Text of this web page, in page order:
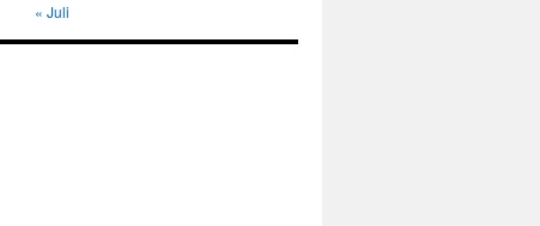
« Juli